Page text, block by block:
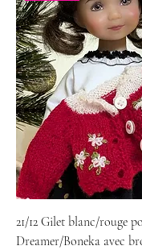
21/12 Gilet blanc/rouge
Dreamer/Boneka avec